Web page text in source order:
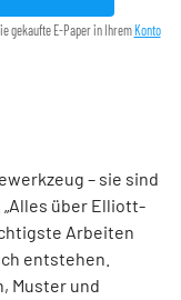
gekaufte E-Paper in Ihrem Konto
– sie sind
„Alles über Elliott-
Arbeiten
entstehen.
Muster und